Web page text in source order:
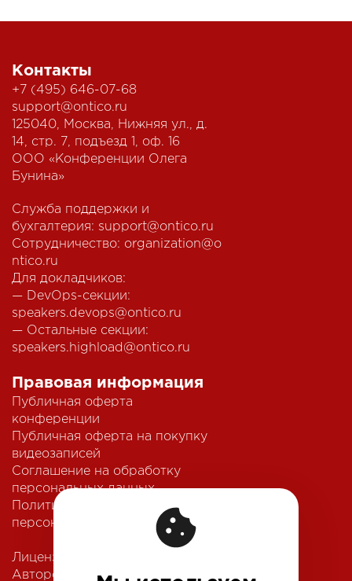
Контакты
+7 (495) 646-07-68
support@ontico.ru
125040, Москва, Нижняя ул., д.
14, стр. 7, подъезд 1, оф. 16
ООО «Конференции Олега
Бунина»
Служба поддержки и
бухгалтерия: support@ontico.ru
Сотрудничество: organization@o
ntico.ru
Для докладчиков:
— DevOps-секции:
speakers.devops@ontico.ru
— Остальные секции:
speakers.highload@ontico.ru
Правовая информация
Публичная оферта
конференции
Публичная оферта на покупку
видеозаписей
Соглашение на обработку
персональных данных
Политика обработки
персональных данных
Лицензионный договор с
Автором